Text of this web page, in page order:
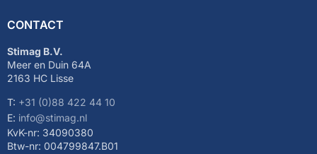
CONTACT
Stimag B.V.
Meer en Duin 64A
2163 HC Lisse
T: +31 (0)88 422 44 10
E: info@stimag.nl
KvK-nr: 34090380
Btw-nr: 004799847.B01